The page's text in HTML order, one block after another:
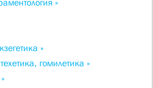
»
»
гомилетика »